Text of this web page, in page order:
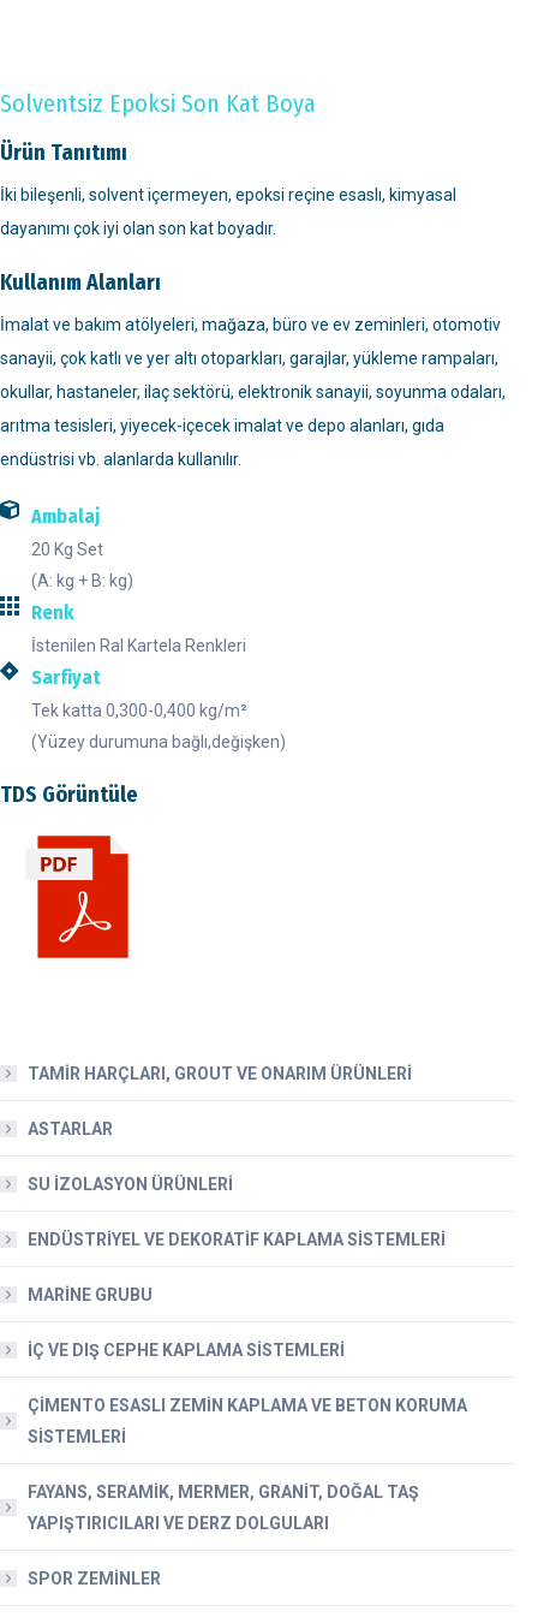
Solventsiz Epoksi Son Kat Boya
Ürün Tanıtımı
İki bileşenli, solvent içermeyen, epoksi reçine esaslı, kimyasal
dayanımı çok iyi olan son kat boyadır.
Kullanım Alanları
İmalat ve bakım atölyeleri, mağaza, büro ve ev zeminleri, otomotiv
sanayii, çok katlı ve yer altı otoparkları, garajlar, yükleme rampaları,
okullar, hastaneler, ilaç sektörü, elektronik sanayii, soyunma odaları,
arıtma tesisleri, yiyecek-içecek imalat ve depo alanları, gıda
endüstrisi vb. alanlarda kullanılır.
Ambalaj
20 Kg Set
(A: kg + B: kg)
Renk
İstenilen Ral Kartela Renkleri
Sarfiyat
Tek katta 0,300-0,400 kg/m²
(Yüzey durumuna bağlı,değişken)
TDS Görüntüle
TAMİR HARÇLARI, GROUT VE ONARIM ÜRÜNLERİ
ASTARLAR
SU İZOLASYON ÜRÜNLERİ
ENDÜSTRİYEL VE DEKORATİF KAPLAMA SİSTEMLERİ
MARİNE GRUBU
İÇ VE DIŞ CEPHE KAPLAMA SİSTEMLERİ
ÇİMENTO ESASLI ZEMİN KAPLAMA VE BETON KORUMA
SİSTEMLERİ
FAYANS, SERAMİK, MERMER, GRANİT, DOĞAL TAŞ
YAPIŞTIRICILARI VE DERZ DOLGULARI
SPOR ZEMİNLER